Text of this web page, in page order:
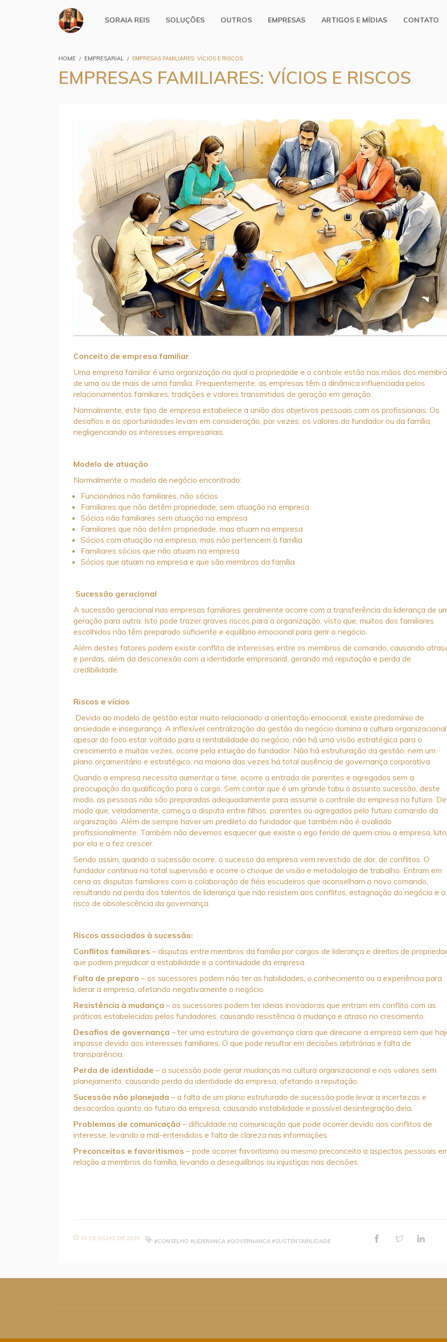
SORAIA REIS SOLUÇÕES OUTROS EMPRESAS ARTIGOS E MÍDIAS CONTATO
HOME EMPRESARIAL EMPRESAS FAMILIARES: VÍCIOS E RISCOS
EMPRESAS FAMILIARES: VÍCIOS E RISCOS
Conceito de empresa familiar
Uma empresa familiar é uma organização na qual a propriedade e o controle estão nas mãos dos
de uma ou de mais de uma família. Frequentemente, as empresas têm a dinâmica influenciada pelos
relacionamentos familiares, tradições e valores transmitidos de geração em geração.
Normalmente, este tipo de empresa estabelece a união dos objetivos pessoais com os profissionais. Os
desafios e as oportunidades levam em consideração, por vezes, os valores do fundador ou da família,
negligenciando os interesses empresariais.
Modelo de atuação
Normalmente o modelo de negócio encontrado:
Funcionários não familiares, não sócios
Familiares que não detêm propriedade, sem atuação na empresa
Sócios não familiares sem atuação na empresa
Familiares que não detêm propriedade, mas atuam na empresa
Sócios com atuação na empresa, mas não pertencem à família
Familiares sócios que não atuam na empresa
Sócios que atuam na empresa e que são membros da família
Sucessão geracional
A sucessão geracional nas empresas familiares geralmente ocorre com a transferência da liderança de
geração para outra. Isto pode trazer graves riscos para a organização, visto que, muitos dos familiares
escolhidos não têm preparado suficiente e equilíbrio emocional para gerir o negócio.
Além destes fatores podem existir conflito de interesses entre os membros de comando, causando
e perdas, além da desconexão com a identidade empresarial, gerando má reputação e perda de
credibilidade.
Riscos e vícios
Devido ao modelo de gestão estar muito relacionado a orientação emocional, existe predomínio de
ansiedade e insegurança. A inflexível centralização da gestão do negócio domina a cultura
apesar do foco estar voltado para a rentabilidade do negócio, não há uma visão estratégica para o
crescimento e muitas vezes, ocorre pela intuição do fundador. Não há estruturação da gestão, nem um
plano orçamentário e estratégico, na maioria das vezes há total ausência de governança corporativa.
Quando a empresa necessita aumentar o time, ocorre a entrada de parentes e agregados sem a
preocupação da qualificação para o cargo. Sem contar que é um grande tabu o assunto sucessão, deste
modo, as pessoas não são preparadas adequadamente para assumir o controle da empresa no futuro. De
modo que, veladamente, começa a disputa entre filhos, parentes ou agregados pelo futuro comando da
organização. Além de sempre haver um predileto do fundador que também não é avaliado
profissionalmente. Também não devemos esquecer que existe o ego ferido de quem criou a empresa,
por ela e a fez crescer.
Sendo assim, quando a sucessão ocorre, o sucesso da empresa vem revestido de dor, de conflitos. O
fundador continua na total supervisão e ocorre o choque de visão e metodologia de trabalho. Entram em
cena as disputas familiares com a colaboração de fiéis escudeiros que aconselham o novo comando,
resultando na perda dos talentos de liderança que não resistem aos conflitos, estagnação do negócio e o
risco de obsolescência da governança.
Riscos associados à sucessão:
Conflitos familiares – disputas entre membros da família por cargos de liderança e direitos de
que podem prejudicar a estabilidade e a continuidade da empresa.
Falta de preparo – os sucessores podem não ter as habilidades, o conhecimento ou a experiência para
liderar a empresa, afetando negativamente o negócio.
Resistência à mudança – os sucessores podem ter ideias inovadoras que entram em conflito com as
práticas estabelecidas pelos fundadores, causando resistência à mudança e atraso no crescimento.
Desafios de governança – ter uma estrutura de governança clara que direcione a empresa sem que
impasse devido aos interesses familiares. O que pode resultar em decisões arbitrárias e falta de
transparência.
Perda de identidade – a sucessão pode gerar mudanças na cultura organizacional e nos valores sem
planejamento, causando perda da identidade da empresa, afetando a reputação.
Sucessão não planejada – a falta de um plano estruturado de sucessão pode levar a incertezas e
desacordos quanto ao futuro da empresa, causando instabilidade e possível desintegração dela.
Problemas de comunicação – dificuldade na comunicação que pode ocorrer devido aos conflitos de
interesse, levando a mal-entendidos e falta de clareza nas informações.
Preconceitos e favoritismos – pode ocorrer favoritismo ou mesmo preconceito a aspectos pessoais
relação a membros da família, levando a desequilíbrios ou injustiças nas decisões.
24 DE JULHO DE 2025 #CONSELHO #LIDERANCA #GOVERNANCA #SUSTENTABILIDADE